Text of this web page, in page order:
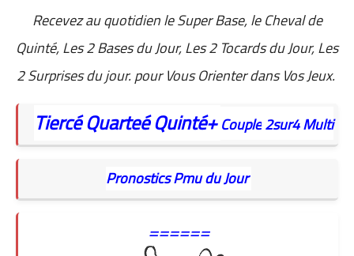
Recevez au quotidienle Super Base, le Cheval de
Quinté, Les 2 Bases du Jour, Les 2 Tocards du Jour, Les
2 Surprises du jour. pour Vous Orienter dans Vos Jeux.
TiercéQuarteéQuinté+Couple2sur4Multi
Pronostics Pmu du Jour
======